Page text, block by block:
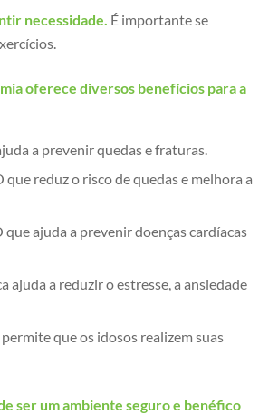
necessidade. É importante se
oferece diversos benefícios para a
a prevenir quedas e fraturas.
que reduz o risco de quedas e melhora a
que ajuda a prevenir doenças cardíacas
ajuda a reduzir o estresse, a ansiedade
que os idosos realizem suas
ser um ambiente seguro e benéfico